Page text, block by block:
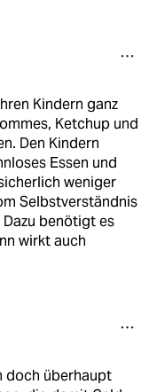
Kindern ganz
Ketchup und
Den Kindern
Essen und
weniger
Selbstverständnis
benötigt es
wirkt auch
doch überhaupt